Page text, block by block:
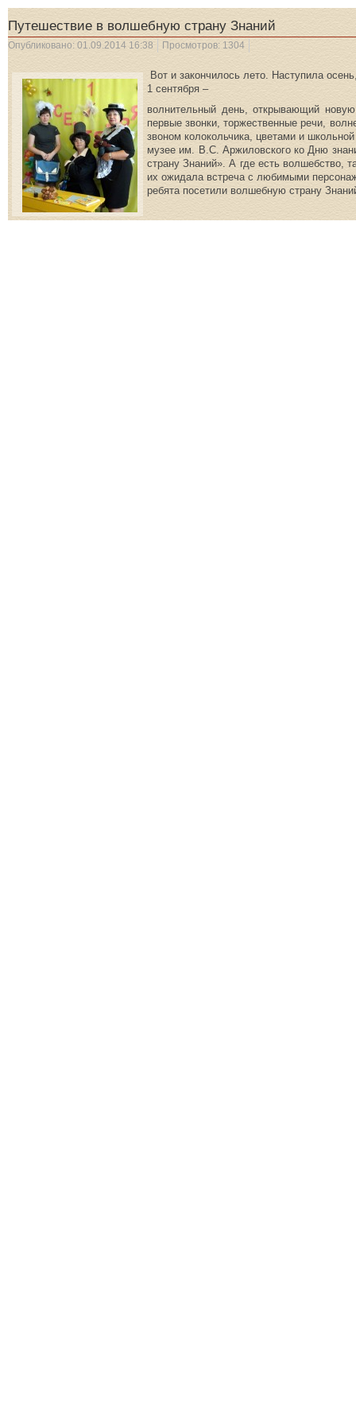
Путешествие в волшебную страну Знаний
Опубликовано: 01.09.2014 16:38 Просмотров: 1304
Вот и закончилось лето. Наступила
1 сентября –
волнительный день, открывающий
первые звонки, торжественные речи,
звоном колокольчика, цветами и
музее им. В.С. Аржиловского ко Дню
страну Знаний». А где есть волшебство,
их ожидала встреча с любимыми
ребята посетили волшебную страну